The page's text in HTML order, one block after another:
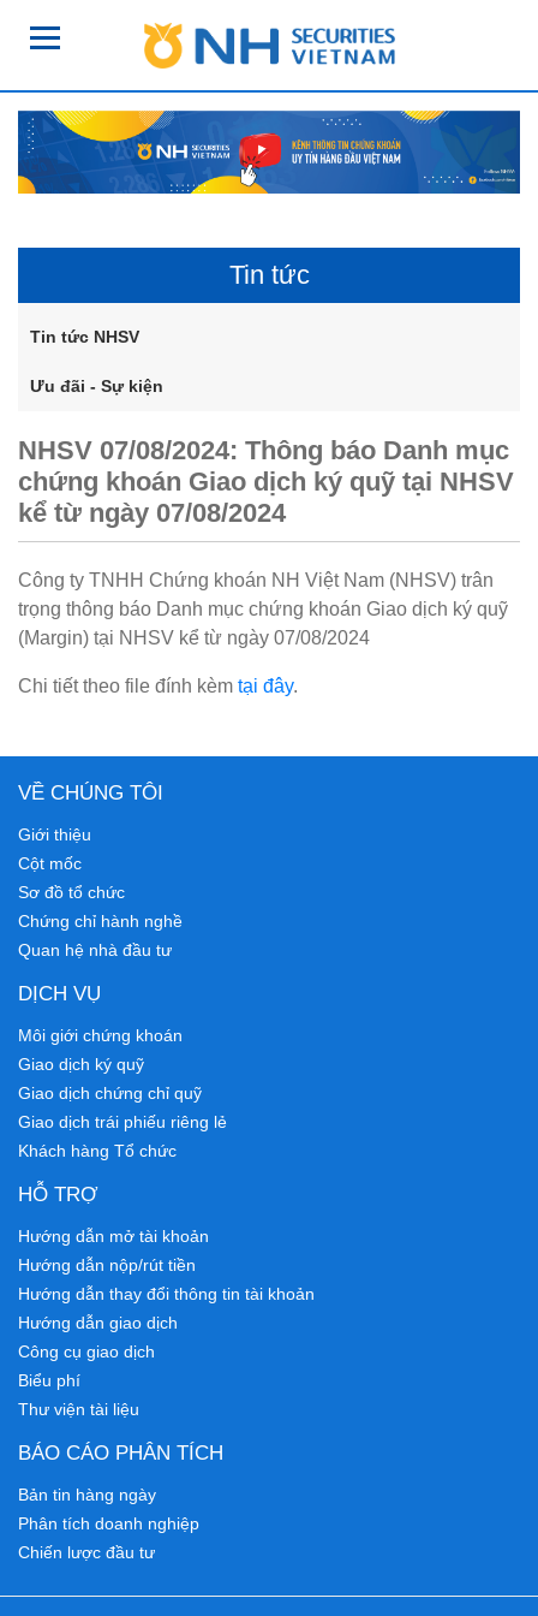
Tin tức
Tin tức NHSV
Ưu đãi - Sự kiện
NHSV 07/08/2024: Thông báo Danh mục
chứng khoán Giao dịch ký quỹ tại NHSV
kể từ ngày 07/08/2024
Công ty TNHH Chứng khoán NH Việt Nam (NHSV) trân
trọng thông báo Danh mục chứng khoán Giao dịch ký quỹ
(Margin) tại NHSV kể từ ngày 07/08/2024
Chi tiết theo file đính kèm tại đây.
VỀ CHÚNG TÔI
Giới thiệu
Cột mốc
Sơ đồ tổ chức
Chứng chỉ hành nghề
Quan hệ nhà đầu tư
DỊCH VỤ
Môi giới chứng khoán
Giao dịch ký quỹ
Giao dịch chứng chỉ quỹ
Giao dịch trái phiếu riêng lẻ
Khách hàng Tổ chức
HỖ TRỢ
Hướng dẫn mở tài khoản
Hướng dẫn nộp/rút tiền
Hướng dẫn thay đổi thông tin tài khoản
Hướng dẫn giao dịch
Công cụ giao dịch
Biểu phí
Thư viện tài liệu
BÁO CÁO PHÂN TÍCH
Bản tin hàng ngày
Phân tích doanh nghiệp
Chiến lược đầu tư